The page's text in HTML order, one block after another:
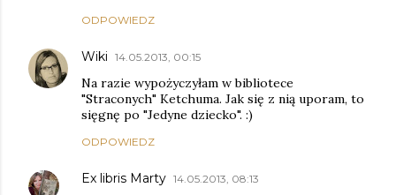
ODPOWIEDZ
Wiki 14.05.2013, 00:15
Na razie wypożyczyłam w bibliotece
"Straconych" Ketchuma. Jak się z nią uporam, to
sięgnę po "Jedyne dziecko". :)
ODPOWIEDZ
Ex libris Marty 14.05.2013, 08:13